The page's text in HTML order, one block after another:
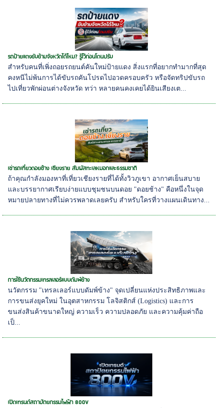
รถป้ายแดงขับข้ามจังหวัดได้ไหม? รู้ไว้ก่อนโดนปรับ
สำหรับคนที่เพิ่งถอยรถยนต์คันใหม่ป้ายแดง สิ่งแรกที่อยากทำมากที่สุด
คงหนีไม่พ้นการได้ขับรถคันโปรดไปอวดครอบครัว หรือจัดทริปขับรถ
ไปเที่ยวพักผ่อนต่างจังหวัด ทว่า หลายคนคงเคยได้ยินเสียงเต...
เช่ารถเที่ยวดอยช้าง เชียงราย สัมผัสทะเลหมอกและธรรมชาติ
ถ้าคุณกำลังมองหาที่เที่ยวเชียงรายที่ได้ทั้งวิวภูเขา อากาศเย็นสบาย
และบรรยากาศเรียบง่ายแบบชุมชนบนดอย "ดอยช้าง" คือหนึ่งในจุด
หมายปลายทางที่ไม่ควรพลาดเลยครับ สำหรับใครที่วางแผนเดินทาง...
การใช้นวัตกรรมเทรลเลอร์แบบดัมพ์ข้าง
นวัตกรรม "เทรลเลอร์แบบดัมพ์ข้าง" จุดเปลี่ยนแห่งประสิทธิภาพและ
การขนส่งยุคใหม่ ในอุตสาหกรรม โลจิสติกส์ (Logistics) และการ
ขนส่งสินค้าขนาดใหญ่ ความเร็ว ความปลอดภัย และความคุ้มค่าถือ
เป็...
เปิดเทรนด์สถาปัตยกรรมไฟฟ้า 800V